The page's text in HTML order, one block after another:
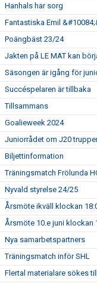
Hanhals har sorg
Fantastiska Emil
Poängbäst 23/24
Jakten på LE MAT kan
Säsongen är igång för
Succéspelaren är tillbaka
Tillsammans
Goalieweek 2024
Juniorrådet om J20
Biljettinformation
Träningsmatch Frölunda
Nyvald styrelse 24/25
Årsmöte ikväll klockan
Årsmöte 10.e juni klockan
Nya samarbetspartners
Träningsmatch inför SHL
Flertal materialare sökes